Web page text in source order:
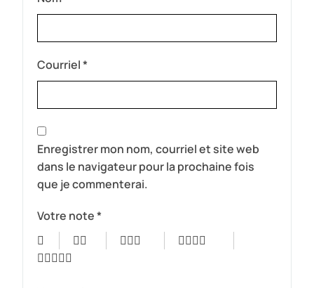
Courriel*
Enregistrer mon nom, courriel et site web
dans le navigateur pour la prochaine fois
que je commenterai.
Votre note*